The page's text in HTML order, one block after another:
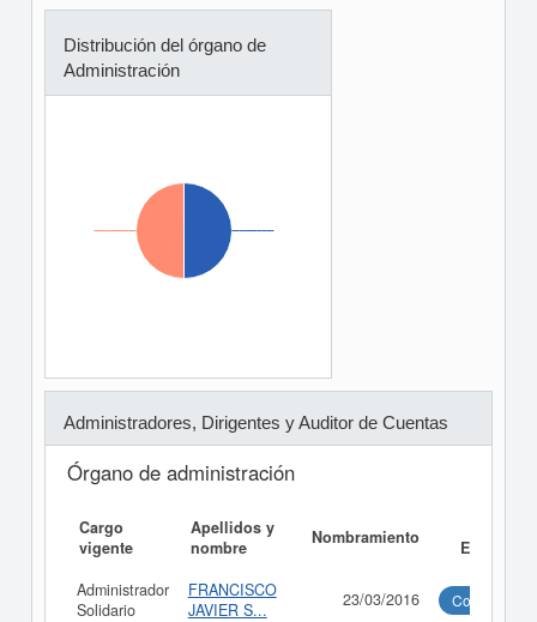
Distribución del órgano de
Administración
Administradores, Dirigentes y Auditor de Cuentas
Órgano de administración
Cargo
vigente
Apellidos y
nombre
Nombramiento
Ejecutivo
Administrador
Solidario
FRANCISCO
JAVIER S...
23/03/2016 Consultar